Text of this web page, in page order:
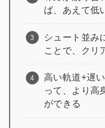
ば、あえて低
シュート並み
ことで、クリ
高い軌道+遅
って、より高
ができる